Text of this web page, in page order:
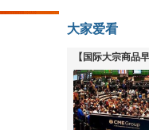
大家爱看
【国际大宗商品
下跌